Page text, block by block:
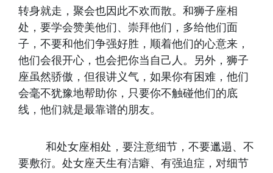
转身就走，聚会也因此不欢而散。和狮子座相
处，要学会赞美他们、崇拜他们，多给他们面
子，不要和他们争强好胜，顺着他们的心意来，
他们会很开心，也会把你当自己人。另外，狮子
座虽然骄傲，但很讲义气，如果你有困难，他们
会毫不犹豫地帮助你，只要你不触碰他们的底
线，他们就是最靠谱的朋友。
和处女座相处，要注意细节，不要邋遢、不
要敷衍。处女座天生有洁癖、有强迫症，对细节